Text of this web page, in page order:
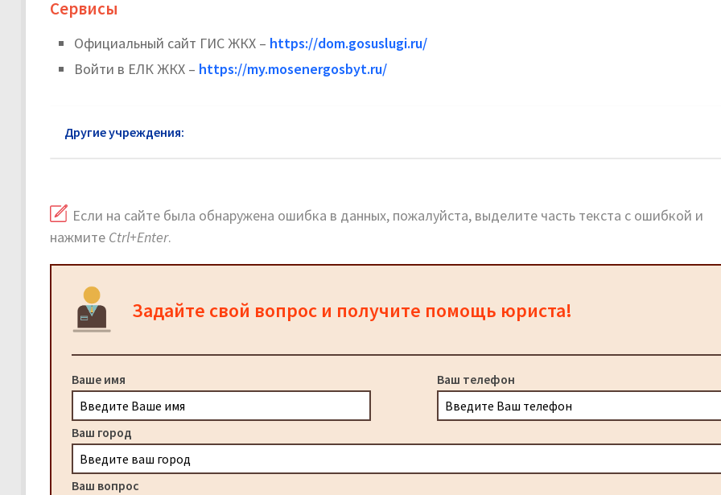
Сервисы
Официальный сайт ГИС ЖКХ – https://dom.gosuslugi.ru/
Войти в ЕЛК ЖКХ – https://my.mosenergosbyt.ru/
Другие учреждения:
Если на сайте была обнаружена ошибка в данных, пожалуйста, выделите часть текста с ошибкой и
нажмите Ctrl+Enter.
Задайте свой вопрос и получите помощь юриста!
Ваше имя Ваш телефон
Ваш город
Ваш вопрос